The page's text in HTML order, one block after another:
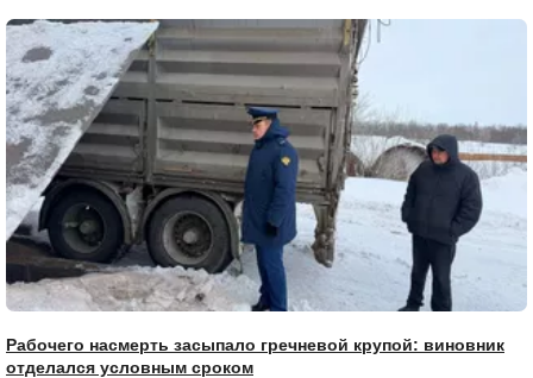
Рабочего насмерть засыпало гречневой крупой: виновник
отделался условным сроком